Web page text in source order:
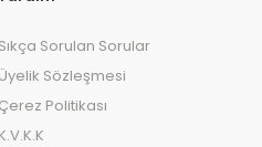
Sıkça Sorulan Sorular
Üyelik Sözleşmesi
Çerez Politikası
K.V.K.K